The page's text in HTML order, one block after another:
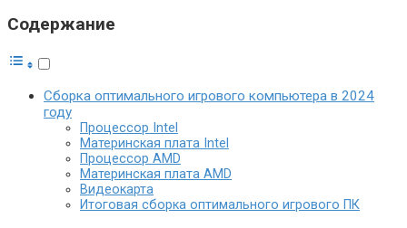
Содержание
Сборка оптимального игрового компьютера в 2024
году
Процессор Intel
Материнская плата Intel
Процессор AMD
Материнская плата AMD
Видеокарта
Итоговая сборка оптимального игрового ПК